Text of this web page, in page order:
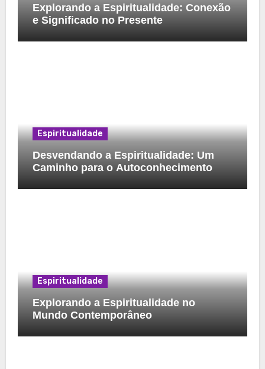
Explorando a Espiritualidade: Conexão
e Significado no Presente
Espiritualidade
Desvendando a Espiritualidade: Um
Caminho para o Autoconhecimento
Espiritualidade
Explorando a Espiritualidade no
Mundo Contemporâneo